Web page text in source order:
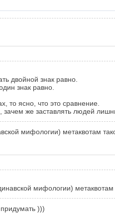
двойной знак равно.
знак равно.
то ясно, что это сравнение.
же заставлять людей
мифологии) метаквотам
мифологии) метаквотам
)))